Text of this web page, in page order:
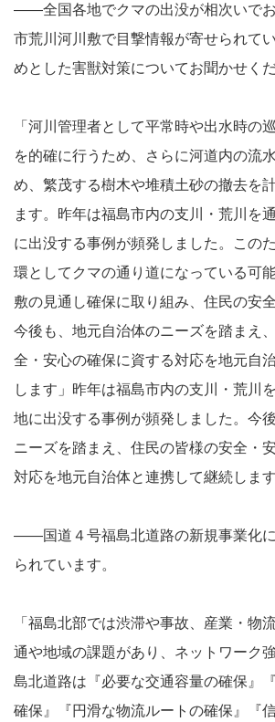
――全国各地でクマの出没が相次いで
市荒川河川敷で目撃情報が寄せられて
めとした害獣対策についてお聞かせくだ
「河川管理者として平常時や出水時の
を的確に行うため、さらに河道内の流
め、繁茂する樹木や堆積土砂の撤去を
ます。昨年は福島市内の支川・荒川を
に出没する事例が頻発しました。この
環としてクマの通り道になっている可
敷の見通し確保に取り組み、住民の安
今後も、地元自治体のニーズを踏まえ
全・安心の確保に資する対応を地元自
します」昨年は福島市内の支川・荒川
地に出没する事例が頻発しました。今
ニーズを踏まえ、住民の皆様の安全・
対応を地元自治体と連携して継続します
――国道４号福島北道路の新規事業化
られています。
「福島北部では渋滞や事故、産業・物
通や地域の課題があり、ネットワーク
島北道路は『必要な交通容量の確保』
確保』『円滑な物流ルートの確保』『